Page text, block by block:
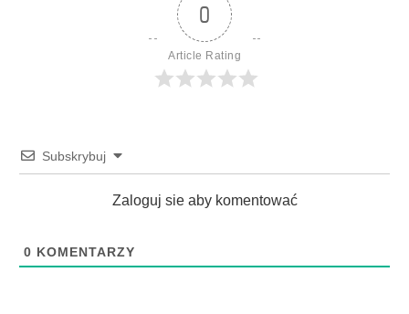
0
Article Rating
Subskrybuj
Zaloguj sie aby komentować
0 KOMENTARZY